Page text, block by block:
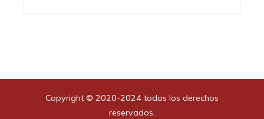
Copyright © 2020-2024 todos los derechos
reservados.